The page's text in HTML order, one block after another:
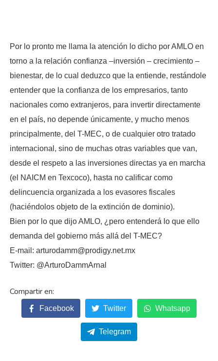
Por lo pronto me llama la atención lo dicho por AMLO en
torno a la relación confianza –inversión – crecimiento –
bienestar, de lo cual deduzco que la entiende, restándole
entender que la confianza de los empresarios, tanto
nacionales como extranjeros, para invertir directamente
en el país, no depende únicamente, y mucho menos
principalmente, del T-MEC, o de cualquier otro tratado
internacional, sino de muchas otras variables que van,
desde el respeto a las inversiones directas ya en marcha
(el NAICM en Texcoco), hasta no calificar como
delincuencia organizada a los evasores fiscales
(haciéndolos objeto de la extinción de dominio).
Bien por lo que dijo AMLO, ¿pero entenderá lo que ello
demanda del gobierno más allá del T-MEC?
E-mail: arturodamm@prodigy.net.mx
Twitter: @ArturoDammArnal
Facebook Twitter Whatsapp
Telegram